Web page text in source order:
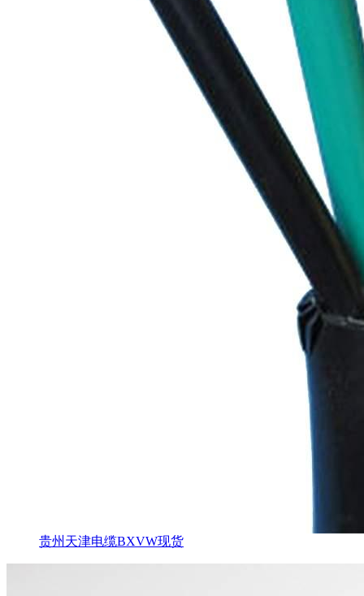
贵州天津电缆BXVW现货